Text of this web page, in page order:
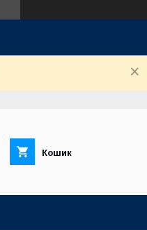
Кошик